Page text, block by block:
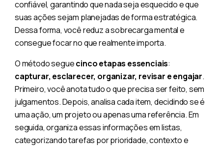
confiável, garantindo que nada seja esquecido e que
suas ações sejam planejadas de forma estratégica.
Dessa forma, você reduz a sobrecarga mental e
consegue focar no que realmente importa.
O método seguecinco etapas essenciais:
capturar, esclarecer, organizar, revisar e engajar.
Primeiro, você anota tudo o que precisa ser feito, sem
julgamentos. Depois, analisa cada item, decidindo se é
uma ação, um projeto ou apenas uma referência. Em
seguida, organiza essas informações em listas,
categorizando tarefas por prioridade, contexto e